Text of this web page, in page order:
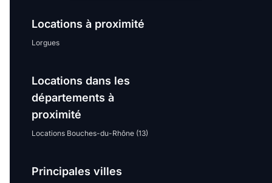
Locations à proximité
Lorgues
Locations dans les
départements à
proximité
Locations Bouches-du-Rhône (13)
Principales villes